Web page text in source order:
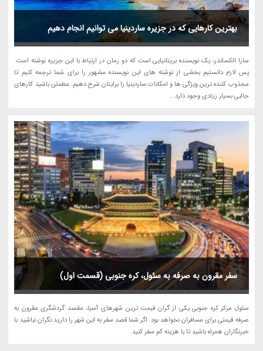
بهترین کارهایی که در جزیره ساردینیا می توانیم انجام دهیم
سارا الکساندر، یک نویسنده بریتانیایی است که دو رمان در ارتباط با این جزیره نوشته است.
پس لازم دانستیم بخشی از نوشته های این نویسنده مشهور را برای شما ترجمه کنیم تا
مجذوب کننده ترین ویژگی ها و امکانات ساردینیا را برایتان شرح دهیم. مطمئن باشید کارهای
جالبی بسیار زیادی وجود دارد...
سفر مقرون به صرفه به سئول، کره جنوبی (قسمت اول)
سئول مرکز کره جنوبی یکی از گران قیمت ترین شهرهای آسیا، مقصد گردشگری مقرون به
صرفه قیمتی برای مسافران نخواهد بود. اگر شما قصد سفر به این شهر را دارید نگران نباشید با
خبرنگاران همراه باشید تا با هزینه کم سفر کنید.